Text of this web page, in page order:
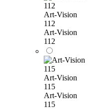
Art-Vision
112
Art-Vision
112
Art-Vision
115
Art-Vision
115